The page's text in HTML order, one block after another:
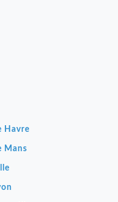
Havre
Mans